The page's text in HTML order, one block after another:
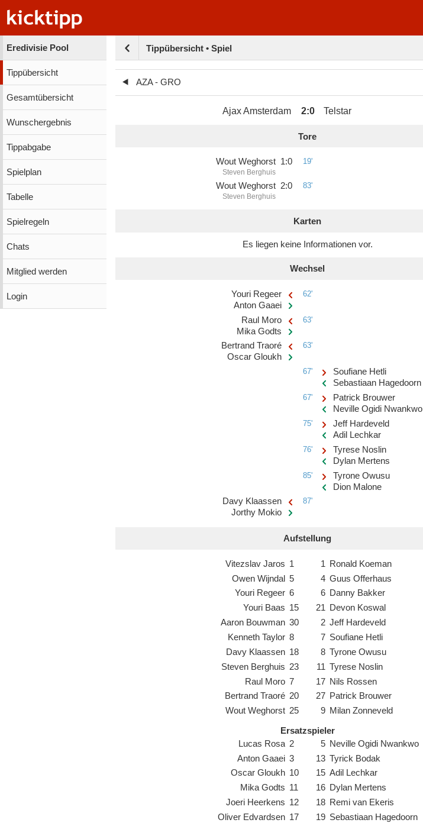
Eredivisie Pool
Tippübersicht
Gesamtübersicht
Wunschergebnis
Tippabgabe
Spielplan
Tabelle
Spielregeln
Chats
Mitglied werden
Login
Tippübersicht • Spiel
AZA - GRO
Ajax Amsterdam 2:0 Telstar
Tore
Wout Weghorst
Steven Berghuis
1:0 19'
Wout Weghorst
Steven Berghuis
2:0 83'
Karten
Es liegen keine Informationen vor.
Wechsel
Youri Regeer
Anton Gaaei
62'
Raul Moro
Mika Godts
63'
Bertrand Traoré
Oscar Gloukh
63'
67'
Soufiane Hetli
Sebastiaan Hagedoorn
67'
Patrick Brouwer
Neville Ogidi Nwankwo
75'
Jeff Hardeveld
Adil Lechkar
76'
Tyrese Noslin
Dylan Mertens
85'
Tyrone Owusu
Dion Malone
Davy Klaassen
Jorthy Mokio
87'
Aufstellung
Vitezslav Jaros 1 1
Ronald Koeman
Owen Wijndal
5 4 Guus Offerhaus
Youri Regeer 6 6 Danny Bakker
Youri Baas 15 21 Devon Koswal
Aaron Bouwman 30 2 Jeff Hardeveld
Kenneth Taylor 8 7 Soufiane Hetli
Davy Klaassen 18 8 Tyrone Owusu
Steven Berghuis 23 11 Tyrese Noslin
Raul Moro 7 17 Nils Rossen
Bertrand Traoré 20 27 Patrick Brouwer
Wout Weghorst 25 9 Milan Zonneveld
Ersatzspieler
Lucas Rosa 2 5 Neville Ogidi Nwankwo
Anton Gaaei 3 13 Tyrick Bodak
Oscar Gloukh 10 15 Adil Lechkar
Mika Godts 11 16 Dylan Mertens
Joeri Heerkens 12 18 Remi van Ekeris
Oliver Edvardsen 17 19 Sebastiaan Hagedoorn